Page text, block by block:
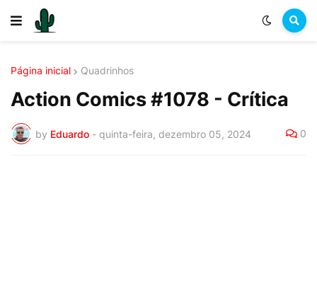
Página inicial Quadrinhos
Action Comics #1078 - Crítica
by Eduardo - quinta-feira, dezembro 05, 2024 0